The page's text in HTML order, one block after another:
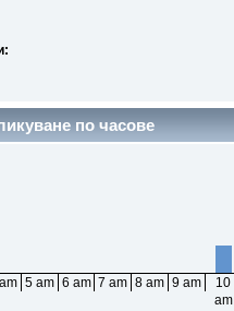
по часове
5 am 6 am 7 am 8 am 9 am
10
am